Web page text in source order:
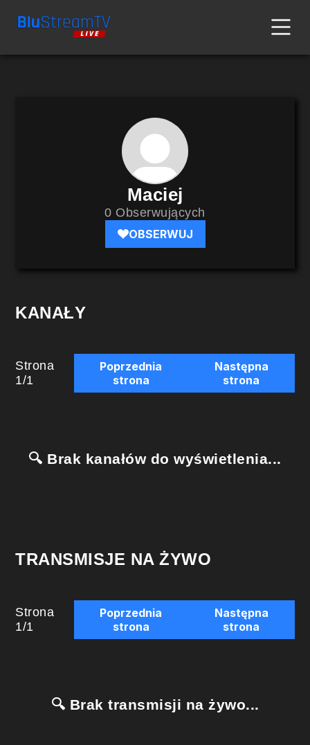
Maciej
0 Obserwujących
OBSERWUJ
KANAŁY
Strona
1/1
Poprzednia
strona
Następna
strona
🔍 Brak kanałów do wyświetlenia...
TRANSMISJE NA ŻYWO
Strona
1/1
Poprzednia
strona
Następna
strona
🔍 Brak transmisji na żywo...